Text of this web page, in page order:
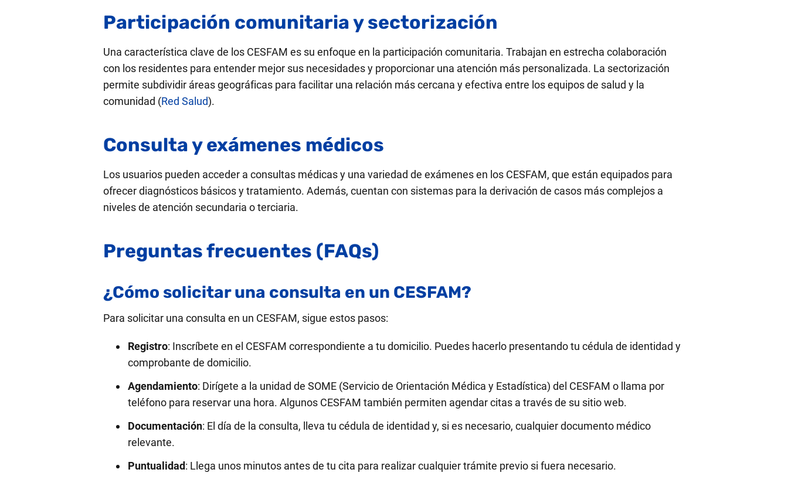
Participación comunitaria y sectorización
Una característica clave de los CESFAM es su enfoque en la participación comunitaria. Trabajan en estrecha colaboración
con los residentes para entender mejor sus necesidades y proporcionar una atención más personalizada. La sectorización
permite subdividir áreas geográficas para facilitar una relación más cercana y efectiva entre los equipos de salud y la
comunidad​ (Red Salud)​.
Consulta y exámenes médicos
Los usuarios pueden acceder a consultas médicas y una variedad de exámenes en los CESFAM, que están equipados para
ofrecer diagnósticos básicos y tratamiento. Además, cuentan con sistemas para la derivación de casos más complejos a
niveles de atención secundaria o terciaria.
Preguntas frecuentes (FAQs)
¿Cómo solicitar una consulta en un CESFAM?
Para solicitar una consulta en un CESFAM, sigue estos pasos:
Registro: Inscríbete en el CESFAM correspondiente a tu domicilio. Puedes hacerlo presentando tu cédula de identidad y
comprobante de domicilio.
Agendamiento: Dirígete a la unidad de SOME (Servicio de Orientación Médica y Estadística) del CESFAM o llama por
teléfono para reservar una hora. Algunos CESFAM también permiten agendar citas a través de su sitio web.
Documentación: El día de la consulta, lleva tu cédula de identidad y, si es necesario, cualquier documento médico
relevante.
Puntualidad: Llega unos minutos antes de tu cita para realizar cualquier trámite previo si fuera necesario.